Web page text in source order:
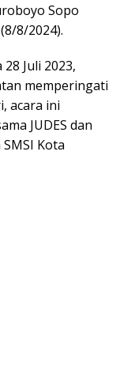
Sopo
8/2024).
Juli 2023,
memperingati
acara ini
JUDES dan
Kota